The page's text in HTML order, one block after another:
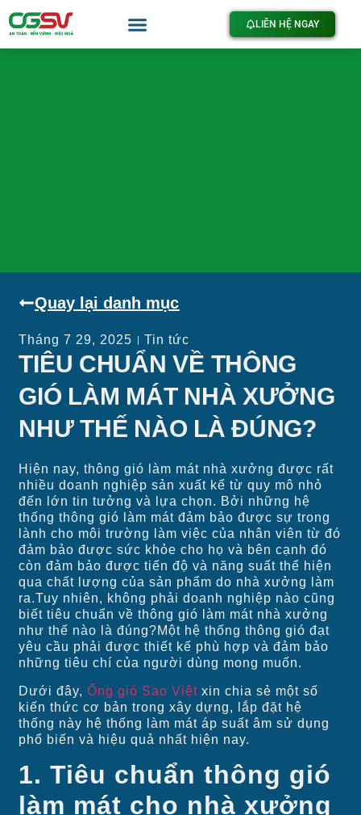
LIÊN HỆ NGAY
Quay lại danh mục
Tháng 7 29, 2025 Tin tức
TIÊU CHUẨN VỀ THÔNG
GIÓ LÀM MÁT NHÀ XƯỞNG
NHƯ THẾ NÀO LÀ ĐÚNG?
Hiện nay, thông gió làm mát nhà xưởng được rất
nhiều doanh nghiệp sản xuất kể từ quy mô nhỏ
đến lớn tin tưởng và lựa chọn. Bởi những hệ
thống thông gió làm mát đảm bảo được sự trong
lành cho môi trường làm việc của nhân viên từ đó
đảm bảo được sức khỏe cho họ và bên cạnh đó
còn đảm bảo được tiến độ và năng suất thể hiện
qua chất lượng của sản phẩm do nhà xưởng làm
ra.Tuy nhiên, không phải doanh nghiệp nào cũng
biết tiêu chuẩn về thông gió làm mát nhà xưởng
như thế nào là đúng?Một hệ thống thông gió đạt
yêu cầu phải được thiết kế phù hợp và đảm bảo
những tiêu chí của người dùng mong muốn.
Dưới đây,Ống gió Sao Việt xin chia sẻ một số
kiến thức cơ bản trong xây dựng, lắp đặt hệ
thống này hệ thống làm mát áp suất âm sử dụng
phổ biến và hiệu quả nhất hiện nay.
1. Tiêu chuẩn thông gió
làm mát cho nhà xưởng